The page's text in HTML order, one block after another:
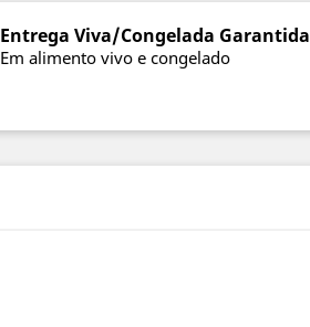
Entrega Viva/Congelada Garantida
Em alimento vivo e congelado